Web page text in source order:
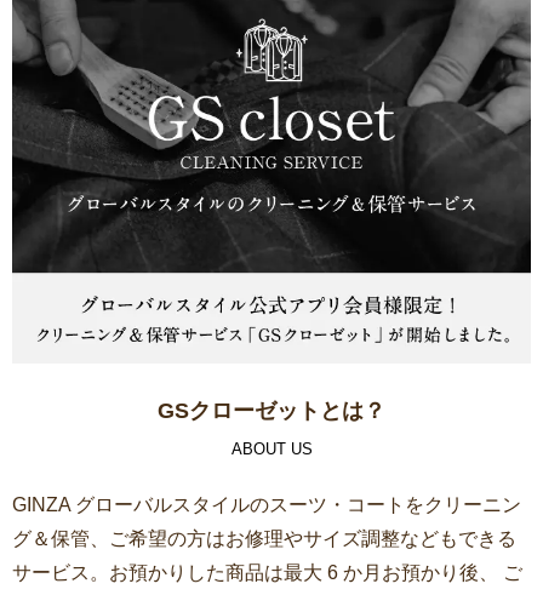
GSクローゼットとは？
ABOUT US
GINZA グローバルスタイルのスーツ・コートをクリーニン
グ＆保管、ご希望の方はお修理やサイズ調整などもできる
サービス。お預かりした商品は最大 6 か月お預かり後、 ご